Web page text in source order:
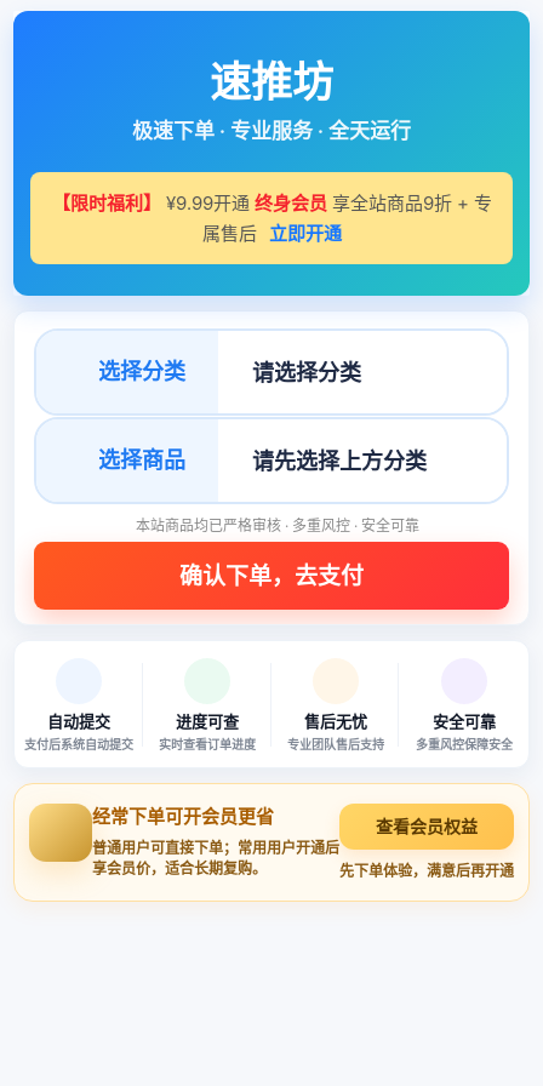
速推坊
极速下单 · 专业服务 · 全天运行
【限时福利】 ¥9.99开通 终身会员 享全站商品9折 + 专
属售后 立即开通
选择分类
选择商品
本站商品均已严格审核 · 多重风控 · 安全可靠
自动提交
支付后系统自动提交
进度可查
实时查看订单进度
售后无忧
专业团队售后支持
安全可靠
多重风控保障安全
经常下单可开会员更省
普通用户可直接下单；常用用户开通后
享会员价，适合长期复购。
查看会员权益
先下单体验，满意后再开通